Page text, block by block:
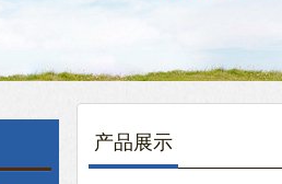
产品展示